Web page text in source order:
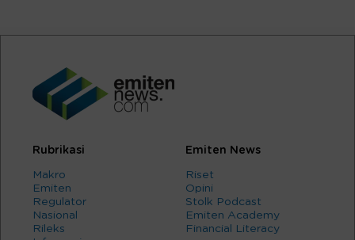
Rubrikasi
Makro
Emiten
Regulator
Nasional
Rileks
Emiten News
Riset
Opini
Stolk Podcast
Emiten Academy
Financial Literacy